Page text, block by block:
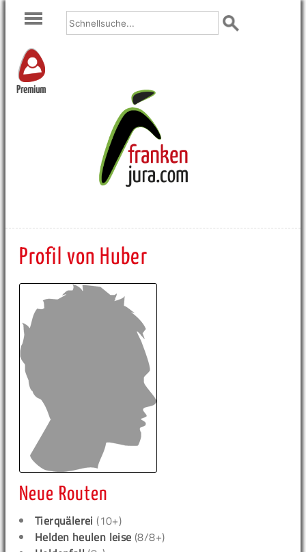
Premium
Profil von Huber
Neue Routen
Tierquälerei (10+)
Helden heulen leise (8/8+)